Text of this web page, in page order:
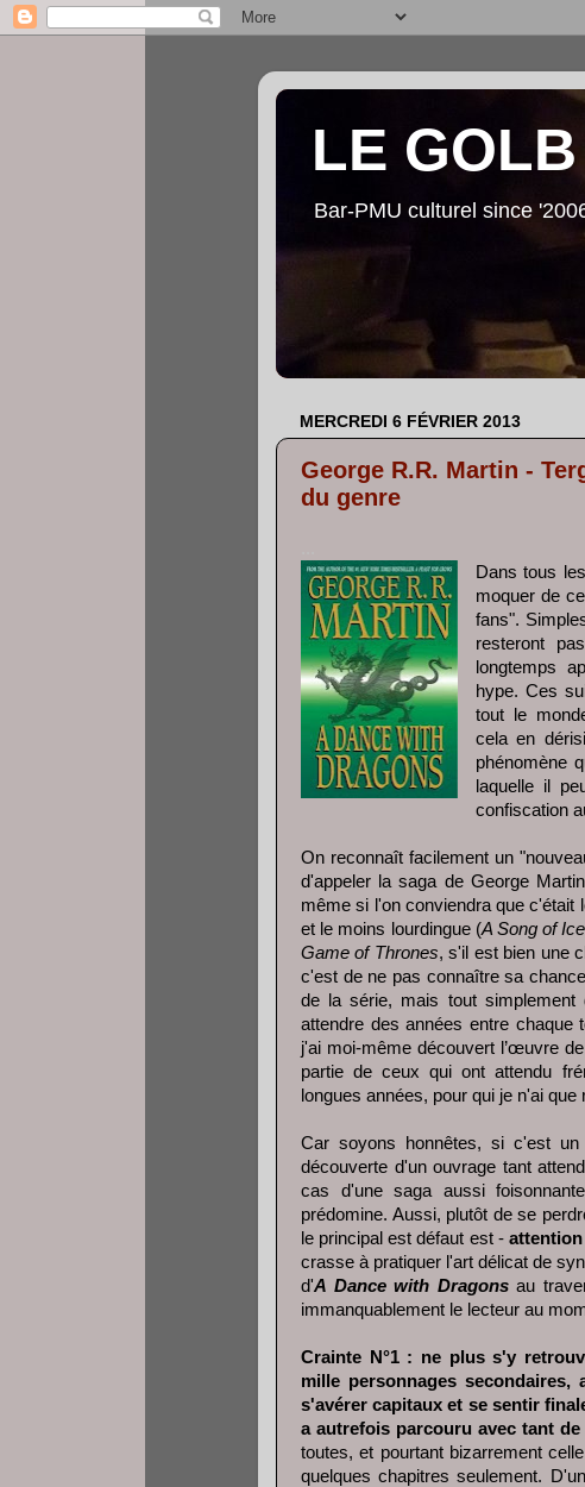
LE GOLB
Bar-PMU culturel since
MERCREDI 6 FÉVRIER 2013
George R.R. Martin -
du genre
Dans tous
moquer de
fans".
resteront
longtemps
hype. Ces
tout le
cela en
phénomène
laquelle il
confiscation
On reconnaît facilement un
d'appeler la saga de George
même si l'on conviendra que c'était
et le moins lourdingue (A Song of
Game of Thrones, s'il est bien une
c'est de ne pas connaître sa
de la série, mais tout
attendre des années entre
j'ai moi-même découvert l’œuvre
partie de ceux qui ont attendu
longues années, pour qui je n'ai
Car soyons honnêtes, si c'est
découverte d'un ouvrage tant
cas d'une saga aussi
prédomine. Aussi, plutôt de se
le principal est défaut est -
crasse à pratiquer l'art délicat de
d'A Dance with Dragonsau
immanquablement le lecteur au
Crainte N°1 : ne plus s'y
mille personnages
s'avérer capitaux et se sentir
a autrefois parcouru avec tant de
toutes, et pourtant bizarrement
quelques chapitres seulement.